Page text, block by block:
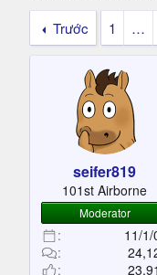
h
e
e
r
g
y
Trước
1 …
seifer819
101st Airborne
Moderator
11/1/